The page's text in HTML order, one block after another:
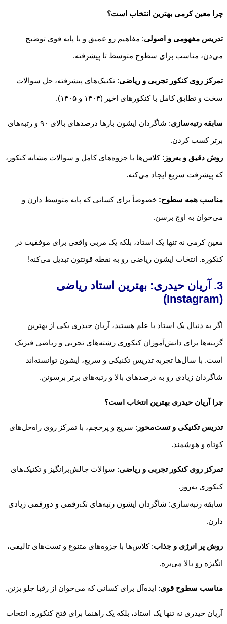
چرا معین کرمی بهترین انتخاب است؟
تدریس مفهومی و اصولی: مفاهیم رو عمیق و با پایه قوی توضیح
می‌دن، مناسب برای سطوح متوسط تا پیشرفته.
تمرکز روی کنکور تجربی و ریاضی: تکنیک‌های پیشرفته، حل سوالات
سخت و تطابق کامل با کنکورهای اخیر (۱۴۰۴ و ۱۴۰۵).
سابقه رتبه‌سازی
: شاگردان ایشون بارها درصدهای بالای ۹۰ و رتبه‌های
برتر کسب کردن.
روش دقیق و به‌روز : کلاس‌ها با جزوه‌های کامل و سوالات مشابه کنکور،
که پیشرفت سریع ایجاد می‌کنه.
مناسب همه سطوح: خصوصاً برای کسانی که پایه متوسط دارن و
می‌خوان به اوج برسن.
معین کرمی نه تنها یک استاد، بلکه یک مربی واقعی برای موفقیت در
کنکوره. انتخاب ایشون ریاضی رو به نقطه قوتتون تبدیل می‌کنه!
3. آریان حیدری: بهترین استاد ریاضی
(Instagram)
اگر به دنبال یک استاد با علم هستید، آریان حیدری یکی از بهترین
گزینه‌ها برای دانش‌آموزان کنکوری رشته‌های تجربی و ریاضی فیزیک
است. با سال‌ها تجربه تدریس تکنیکی و سریع، ایشون توانسته‌اند
شاگردان زیادی رو به درصدهای بالا و رتبه‌های برتر برسونن.
چرا آریان حیدری بهترین انتخاب است؟
تدریس تکنیکی و تست‌محور : سریع و پرحجم، با تمرکز روی راه‌حل‌های
کوتاه و هوشمند.
تمرکز روی کنکور تجربی و ریاضی: سوالات چالش‌برانگیز و تکنیک‌های
کنکوری به‌روز.
سابقه رتبه‌سازی: شاگردان ایشون رتبه‌های تک‌رقمی و دو‌رقمی زیادی
دارن.
روش پر انرژی و جذاب: کلاس‌ها با جزوه‌های متنوع و تست‌های تالیفی،
انگیزه رو بالا می‌بره.
مناسب سطوح قوی: ایده‌آل برای کسانی که می‌خوان از رقبا جلو بزنن.
آریان حیدری نه تنها یک استاد، بلکه یک راهنما برای فتح کنکوره. انتخاب